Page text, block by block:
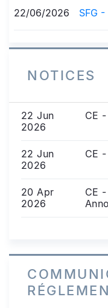
22/06/2026 SFG
NOTICES
22 Jun
2026
CE
22 Jun
2026
CE
20 Apr
2026
CE